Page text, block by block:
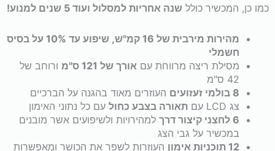
Plus
*הובלה
בחינם*
כמו כן, המכשיר כולל שנה אחריות למסלול ועוד 5 שנים למנוע!
מהירות מירבית של 16 קמ"ש,
שיפוע עד 10% על בסיס
חשמלי
מסילת ריצה מרווחת עם אורך של 121 ס"מ
ורוחב של
42 ס"מ
8 בולמי זעזועים
העוזרים מאוד בהגנה על הברכיים
צג LCD עם
תאורה בצבע כחול עם כל נתוני האימון
6 לחצני קיצור דרך
למהירויות ולשיפועים אשר מובנים
במכשיר על גבי הצג
12 תוכניות אימון העוזרות לשפר את הכושר ומאפשרות